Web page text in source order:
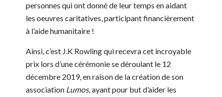
personnes qui ont donné de leur temps en aidant
les oeuvres caritatives, participant financièrement
à l’aide humanitaire !
Ainsi, c’est J.K Rowling qui recevra cet incroyable
prix lors d’une cérémonie se déroulant le 12
décembre 2019, en raison de la création de son
association Lumos, ayant pour but d’aider les